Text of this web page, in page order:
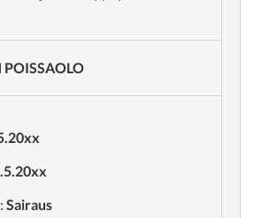
POISSAOLO
Sairaus